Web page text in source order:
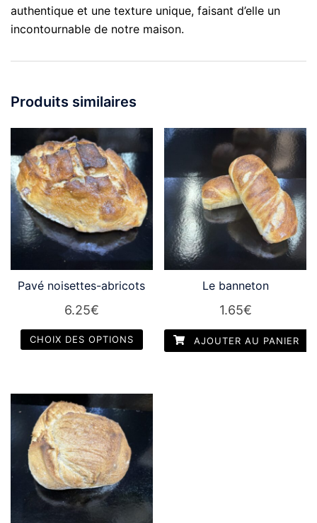
authentique et une texture unique, faisant d’elle un
incontournable de notre maison.
Produits similaires
Pavé noisettes-abricots
6.25€
CHOIX DES OPTIONS
a
plusieurs
variations.
Les
options
peuvent
être
Le banneton
1.65€
AJOUTER AU PANIER